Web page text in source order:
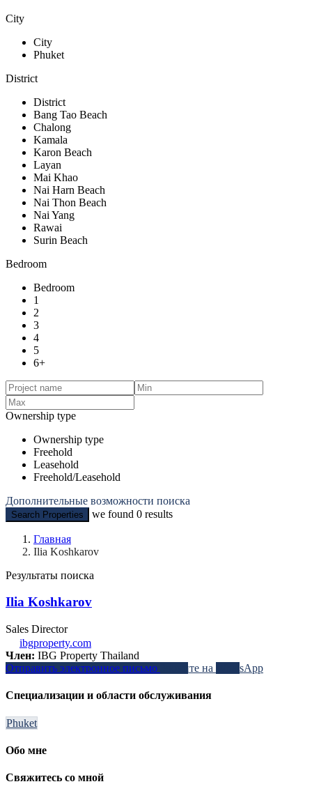
City
City
Phuket
District
District
Bang Tao Beach
Chalong
Kamala
Karon Beach
Layan
Mai Khao
Nai Harn Beach
Nai Thon Beach
Nai Yang
Rawai
Surin Beach
Bedroom
Bedroom
1
2
3
4
5
6+
Ownership type
Ownership type
Freehold
Leasehold
Freehold/Leasehold
Дополнительные возможности поиска
Search Properties we found 0 results
Главная
Ilia Koshkarov
Результаты поиска
Ilia Koshkarov
Sales Director
ibgproperty.com
Член: IBG Property Thailand
Отправить электронное письмо
Звоните на WhatsApp
Специализации и области обслуживания
Phuket
Обо мне
Свяжитесь со мной